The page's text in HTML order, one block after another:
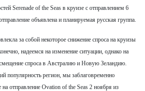
Serenade of the Seas в круизе с отправлением 6
объявлена и планируемая русская группа.
за собой некоторое снижение спроса на круизы
надеемся на изменение ситуации, однако на
спроса в Австралию и Новую Зеландию.
популярность регион, мы заблаговременно
на отправление Ovation of the Seas 2 ноября из